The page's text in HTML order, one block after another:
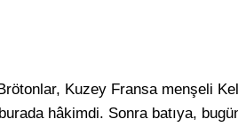
Kuzey Fransa menşeli
hâkimdi. Sonra batıya,